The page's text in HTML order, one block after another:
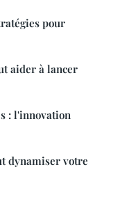
pour
aider à lancer
: l'innovation
dynamiser votre